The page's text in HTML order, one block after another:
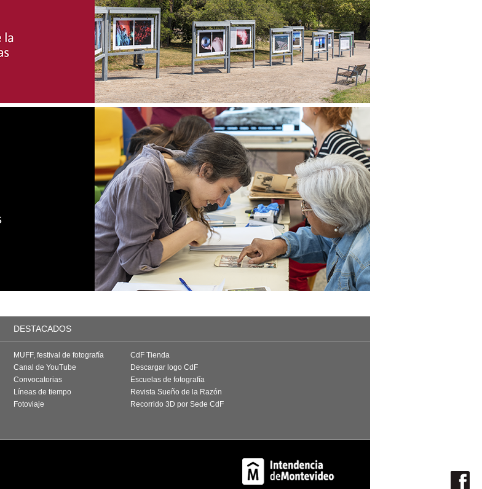
DESTACADOS
MUFF, festival de fotografía
Canal de YouTube
Convocatorias
Líneas de tiempo
Fotoviaje
CdF Tienda
Descargar logo CdF
Escuelas de fotografía
Revista Sueño de la Razón
Recorrido 3D por Sede CdF